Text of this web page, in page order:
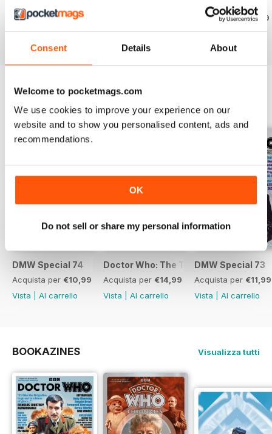
Consent Details About
Welcome to pocketmags.com
We use cookies to improve your experience on our
website and to show you personalised content, ads and
recommendations.
OK
Do not sell or share my personal information
Acquista per€9,99
Vista|Al carrello
Vista|Al carrello
Acquista per€9,99
Vista|Al carrello
SPECIAL EDITIONS Visualizza tutti
DMW Special 74
Acquista per €10,99
Vista
Al carrello
Doctor Who: The Time Museum
Acquista per €14,99
Vista
Al carrello
DMW Special 73
Acquista per €11,99
Vista
Al carrello
BOOKAZINES Visualizza tutti